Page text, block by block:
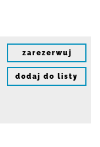
zarezerwuj
dodaj do listy